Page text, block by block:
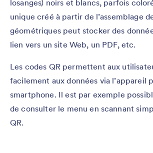
losanges) noirs et blancs, parfois
unique créé à partir de l’assemblage
géométriques peut stocker des
lien vers un site Web, un PDF, etc.
Les codes QR permettent aux
facilement aux données via l’appareil
smartphone. Il est par exemple
de consulter le menu en scannant
QR.